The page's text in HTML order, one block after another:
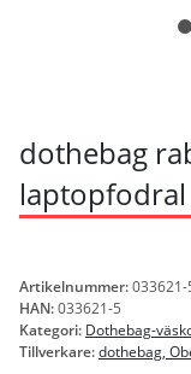
dothebag
Artikelnummer:033621-
HAN:033621-5
Kategori: Dothebag-
Tillverkare:dothebag,